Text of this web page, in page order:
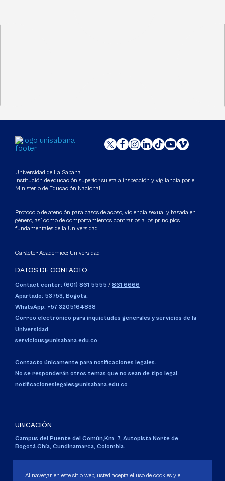
Universidad de La Sabana
Institución de educación superior sujeta a inspección y vigilancia por el
Ministerio de Educación Nacional
Protocolo de atención para casos de acoso, violencia sexual y basada en
género, así como de comportamientos contrarios a los principios
fundamentales de la Universidad
Carácter Académico: Universidad
DATOS DE CONTACTO
Contact center: (601) 861 5555 / 861 6666
Apartado: 53753, Bogotá.
WhatsApp: +57 3205164838
Correo electrónico para inquietudes generales y servicios de la
Universidad
servicious@unisabana.edu.co
Contacto únicamente para notificaciones legales.
No se responderán otros temas que no sean de tipo legal.
notificacioneslegales@unisabana.edu.co
UBICACIÓN
Campus del Puente del Común,Km. 7, Autopista Norte de
Bogotá.Chía, Cundinamarca, Colombia.
Personería Jurídica:Resolución 130 del 14 de enero de 1980.
Al navegar en este sitio web, usted acepta el uso de cookies y el